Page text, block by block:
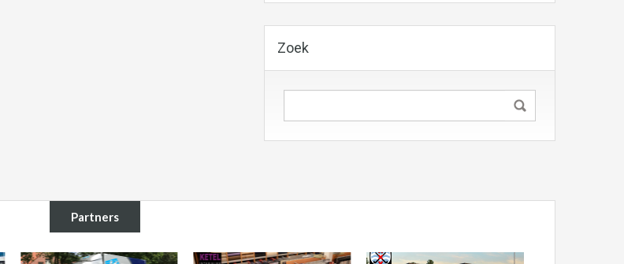
Zoek
Partners